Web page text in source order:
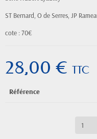
ST Bernard, O de Serres, JP
cote : 70€
28,00 € TTC
Référence